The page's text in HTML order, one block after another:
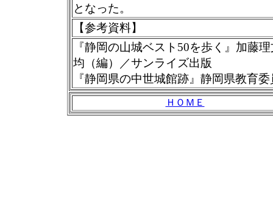
となった。
【参考資料】
『静岡の山城ベスト50を歩く』加藤
均（編）／サンライズ出版
『静岡県の中世城館跡』静岡県教育
ＨＯＭＥ